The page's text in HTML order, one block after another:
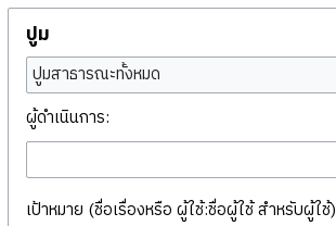
ปูม
ปูมสาธารณะทั้งหมด
ผู้ดำเนินการ:
เป้าหมาย (ชื่อเรื่องหรือ ผู้ใช้:ชื่อผู้ใช้ สำหรับผู้ใช้):